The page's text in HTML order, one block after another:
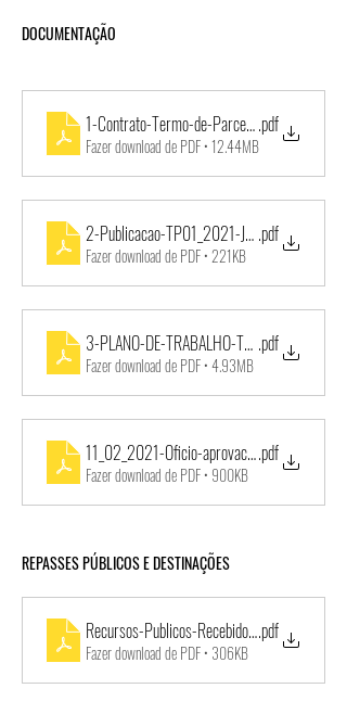
DOCUMENTAÇÃO
1-Contrato-Termo-de-Parceria-001_2021-
.pdf
Fazer download de PDF • 12.44MB
2-Publicacao-TP01_2021-JOI-25_11_2020
.pdf
Fazer download de PDF • 221KB
3-PLANO-DE-TRABALHO-TP001_2021-
.pdf
Fazer download de PDF • 4.93MB
11_02_2021-Oficio-aprovacao-retorno-aulas-
.pdf
Fazer download de PDF • 900KB
REPASSES PÚBLICOS E DESTINAÇÕES
Recursos-Publicos-Recebidos-TP001-2021-
.pdf
Fazer download de PDF • 306KB